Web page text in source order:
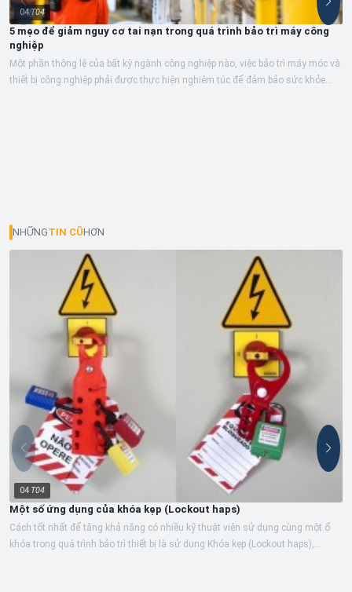
04T04
5 mẹo để giảm nguy cơ tai nạn trong quá trình bảo trì máy công
nghiệp
Một phần thông lệ của bất kỳ ngành công nghiệp nào, việc bảo trì máy móc và
thiết bị công nghiệp phải được thực hiện nghiêm túc để đảm bảo sức khỏe
NHỮNGTIN CŨHƠN
04 T04
Một số ứng dụng của khóa kẹp (Lockout haps)
Cách tốt nhất để tăng khả năng có nhiều kỹ thuật viên sử dụng cùng một ổ
khóa trong quá trình bảo trì thiết bị là sử dụng Khóa kẹp (Lockout haps),...